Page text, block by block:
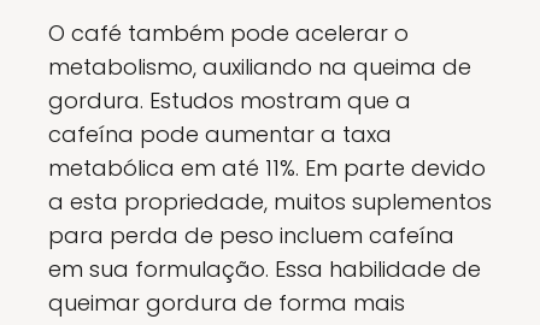
O café também pode acelerar o
metabolismo, auxiliando na queima de
gordura. Estudos mostram que a
cafeína pode aumentar a taxa
metabólica em até 11%. Em parte devido
a esta propriedade, muitos suplementos
para perda de peso incluem cafeína
em sua formulação. Essa habilidade de
queimar gordura de forma mais